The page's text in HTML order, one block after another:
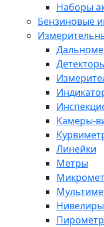
Наборы
Бензиновые
Камеры-
Линейки
Метры
Нивелиры